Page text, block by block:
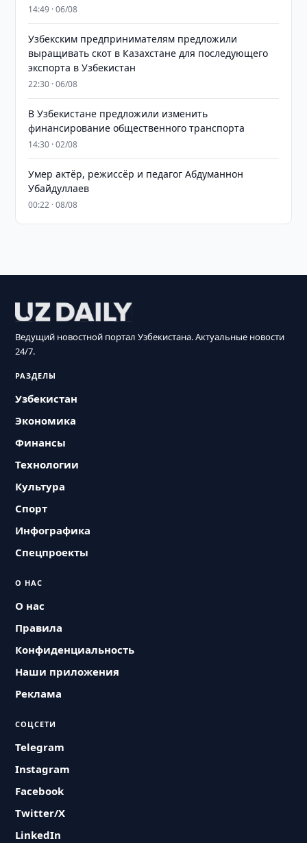
14:49 · 06/08
Узбекским предпринимателям предложили
выращивать скот в Казахстане для последующего
экспорта в Узбекистан
22:30 · 06/08
В Узбекистане предложили изменить
финансирование общественного транспорта
14:30 · 02/08
Умер актёр, режиссёр и педагог Абдуманнон
Убайдуллаев
00:22 · 08/08
Ведущий новостной портал Узбекистана. Актуальные новости
24/7.
РАЗДЕЛЫ
Узбекистан
Экономика
Финансы
Технологии
Культура
Спорт
Инфографика
Спецпроекты
О НАС
О нас
Правила
Конфиденциальность
Наши приложения
Реклама
СОЦСЕТИ
Telegram
Instagram
Facebook
Twitter/X
LinkedIn